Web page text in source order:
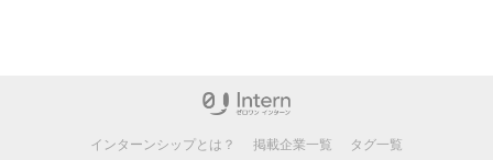
インターンシップとは？ 掲載企業一覧
タグ一覧